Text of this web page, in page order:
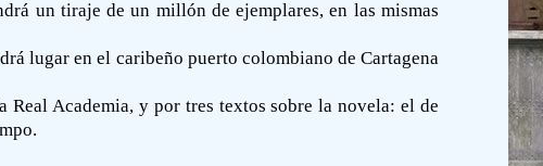
un tiraje de un millón de ejemplares, en las mismas
lugar en el caribeño puerto colombiano de Cartagena
Academia, y por tres textos sobre la novela: el de